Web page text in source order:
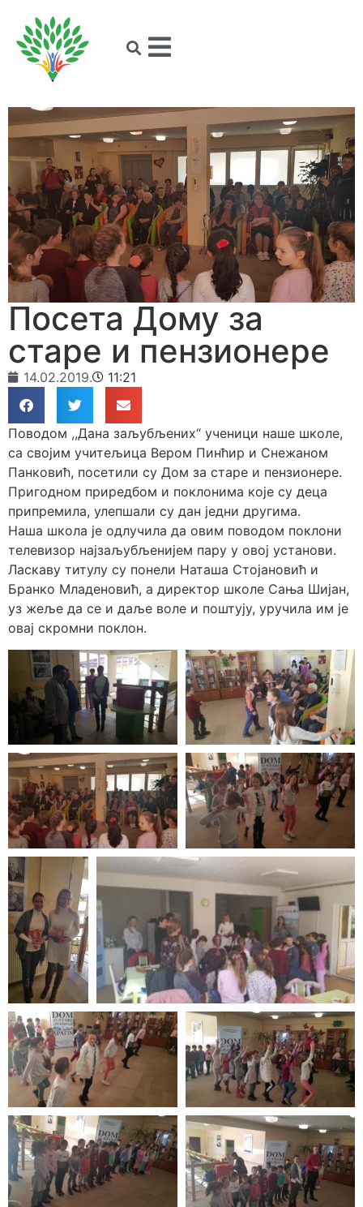
Посета Дому за
старе и пензионере
14.02.2019. 11:21
Поводом ,,Дана заљубљених“ ученици наше школе,
са својим учитељица Вером Пинћир и Снежаном
Панковић, посетили су Дом за старе и пензионере.
Пригодном приредбом и поклонима које су деца
припремила, улепшали су дан једни другима.
Наша школа је одлучила да овим поводом поклони
телевизор најзаљубљенијем пару у овој установи.
Ласкаву титулу су понели Наташа Стојановић и
Бранко Младеновић, а директор школе Сања Шијан,
уз жеље да се и даље воле и поштују, уручила им је
овај скромни поклон.